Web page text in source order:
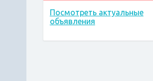
Посмотреть актуальные
объявления